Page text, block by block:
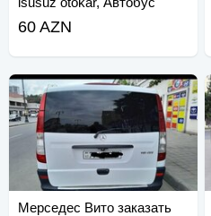
60 AZN
Мерседес Вито заказать